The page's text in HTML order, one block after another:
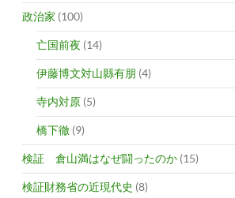
政治家 (100)
亡国前夜 (14)
伊藤博文対山縣有朋 (4)
寺内対原 (5)
橋下徹 (9)
検証 倉山満はなぜ闘ったのか (15)
検証財務省の近現代史 (8)